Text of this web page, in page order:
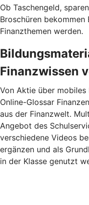
Ob Taschengeld,
Broschüren
Finanzthemen werden.
Finanzwissen
Von Aktie über mobiles
Online-Glossar
aus der Finanzwelt.
Angebot des
verschiedene Videos
ergänzen und als
in der Klasse genutzt